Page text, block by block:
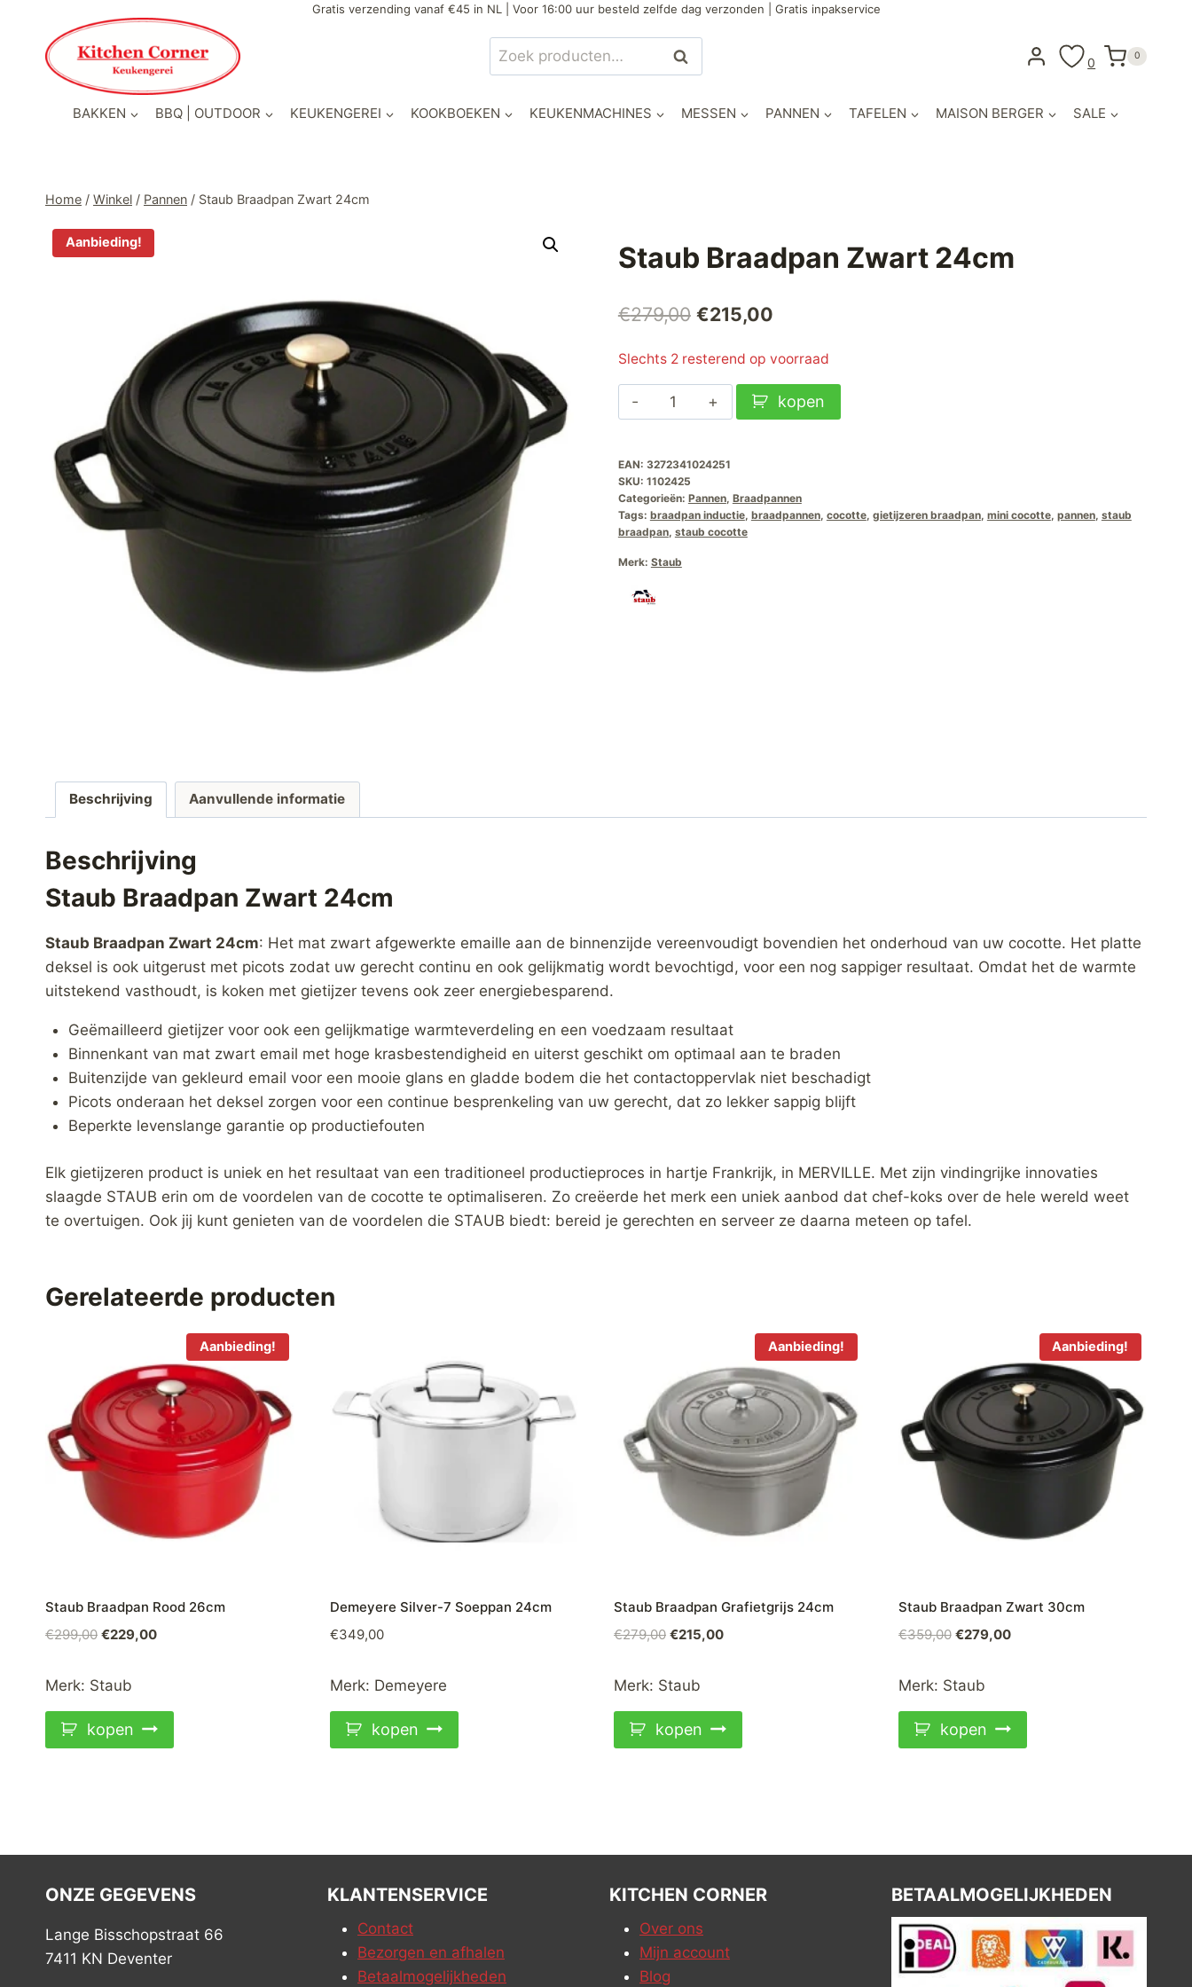
inhoud
Gratis verzending vanaf €45 in NL | Voor 16:00 uur besteld zelfde dag verzonden | Gratis inpakservice
Zoeken
naar:
Zoeken 0 0
BAKKEN BBQ | OUTDOOR KEUKENGEREI KOOKBOEKEN KEUKENMACHINES MESSEN PANNEN TAFELEN MAISON BERGER SALE
Home / Winkel / Pannen / Staub Braadpan Zwart 24cm
Aanbieding! Staub Braadpan Zwart 24cm
€279,00 Oorspronkelijke
€279,00.
€215,00Huidige
€215,00.
Slechts 2 resterend op voorraad
Staub
Braadpan
24cm
aantal
kopen
EAN: 3272341024251
SKU: 1102425
Categorieën: Pannen, Braadpannen
Tags: braadpan inductie, braadpannen, cocotte, gietijzeren braadpan, mini cocotte, pannen, staub
braadpan, staub cocotte
Merk: Staub
Beschrijving Aanvullende informatie
Beschrijving
Staub Braadpan Zwart 24cm
Staub Braadpan Zwart 24cm: Het mat zwart afgewerkte emaille aan de binnenzijde vereenvoudigt bovendien het onderhoud van uw cocotte. Het platte
deksel is ook uitgerust met picots zodat uw gerecht continu en ook gelijkmatig wordt bevochtigd, voor een nog sappiger resultaat. Omdat het de warmte
uitstekend vasthoudt, is koken met gietijzer tevens ook zeer energiebesparend.
Geëmailleerd gietijzer voor ook een gelijkmatige warmteverdeling en een voedzaam resultaat
Binnenkant van mat zwart email met hoge krasbestendigheid en uiterst geschikt om optimaal aan te braden
Buitenzijde van gekleurd email voor een mooie glans en gladde bodem die het contactoppervlak niet beschadigt
Picots onderaan het deksel zorgen voor een continue besprenkeling van uw gerecht, dat zo lekker sappig blijft
Beperkte levenslange garantie op productiefouten
Elk gietijzeren product is uniek en het resultaat van een traditioneel productieproces in hartje Frankrijk, in MERVILLE. Met zijn vindingrijke innovaties
slaagde STAUB erin om de voordelen van de cocotte te optimaliseren. Zo creëerde het merk een uniek aanbod dat chef-koks over de hele wereld weet
te overtuigen. Ook jij kunt genieten van de voordelen die STAUB biedt: bereid je gerechten en serveer ze daarna meteen op tafel.
Gerelateerde producten
Aanbieding!
Staub Braadpan Rood 26cm
€299,00 Oorspronkelijke
was:
€229,00Huidige
Merk: Staub
kopen
Demeyere Silver-7 Soeppan 24cm
€349,00
Merk: Demeyere
kopen
Aanbieding!
Staub Braadpan Grafietgrijs 24cm
€279,00 Oorspronkelijke
was:
€215,00Huidige
Merk: Staub
kopen
Aanbieding!
Staub Braadpan Zwart 30cm
€359,00 Oorspronkelijke
was:
€279,00Huidige
Merk: Staub
kopen
ONZE GEGEVENS
Lange Bisschopstraat 66
7411 KN Deventer
KLANTENSERVICE
Contact
Bezorgen en afhalen
Betaalmogelijkheden
KITCHEN CORNER
Over ons
Mijn account
Blog
BETAALMOGELIJKHEDEN